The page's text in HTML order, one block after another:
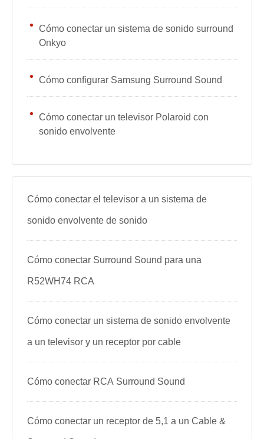
Cómo conectar un sistema de sonido surround
Onkyo
Cómo configurar Samsung Surround Sound
Cómo conectar un televisor Polaroid con
sonido envolvente
Cómo conectar el televisor a un sistema de
sonido envolvente de sonido
Cómo conectar Surround Sound para una
R52WH74 RCA
Cómo conectar un sistema de sonido envolvente
a un televisor y un receptor por cable
Cómo conectar RCA Surround Sound
Cómo conectar un receptor de 5,1 a un Cable &